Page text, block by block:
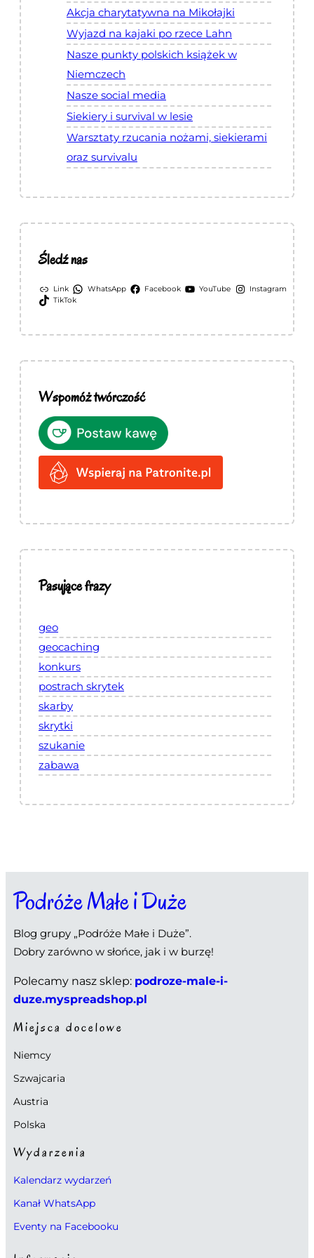
Akcja charytatywna na Mikołajki
Wyjazd na kajaki po rzece Lahn
Nasze punkty polskich książek w
Niemczech
Nasze social media
Siekiery i survival w lesie
Warsztaty rzucania nożami, siekierami
oraz survivalu
Śledź nas
Link WhatsApp Facebook YouTube
Instagram
TikTok
Wspomóż twórczość
Pasujące frazy
geo
geocaching
konkurs
postrach skrytek
skarby
skrytki
szukanie
zabawa
Podróże Małe i Duże
Blog grupy „Podróże Małe i Duże”.
Dobry zarówno w słońce, jak i w burzę!
Polecamy nasz sklep: podroze-male-i-
duze.myspreadshop.pl
Miejsca docelowe
Niemcy
Szwajcaria
Austria
Polska
Wydarzenia
Kalendarz wydarzeń
Kanał WhatsApp
Eventy na Facebooku